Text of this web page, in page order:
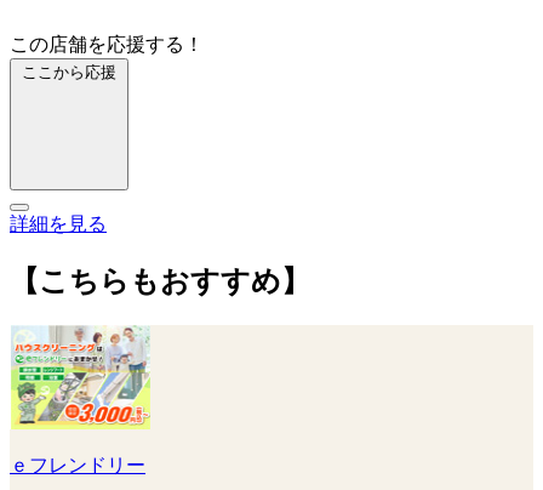
この店舗を応援する！
ここから応援
詳細を見る
【こちらもおすすめ】
ｅフレンドリー